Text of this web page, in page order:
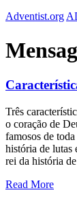
Adventist.org
Três
o coração de
famosos de
história de lutas
rei da história
Read More